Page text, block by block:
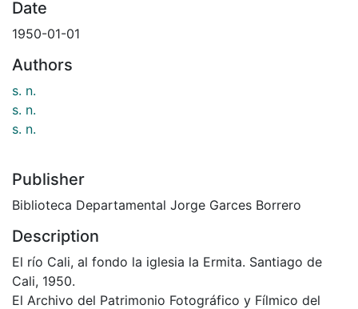
Date
1950-01-01
Authors
s. n.
s. n.
s. n.
Publisher
Biblioteca Departamental Jorge Garces Borrero
Description
El río Cali, al fondo la iglesia la Ermita. Santiago de
Cali, 1950.
El Archivo del Patrimonio Fotográfico y Fílmico del